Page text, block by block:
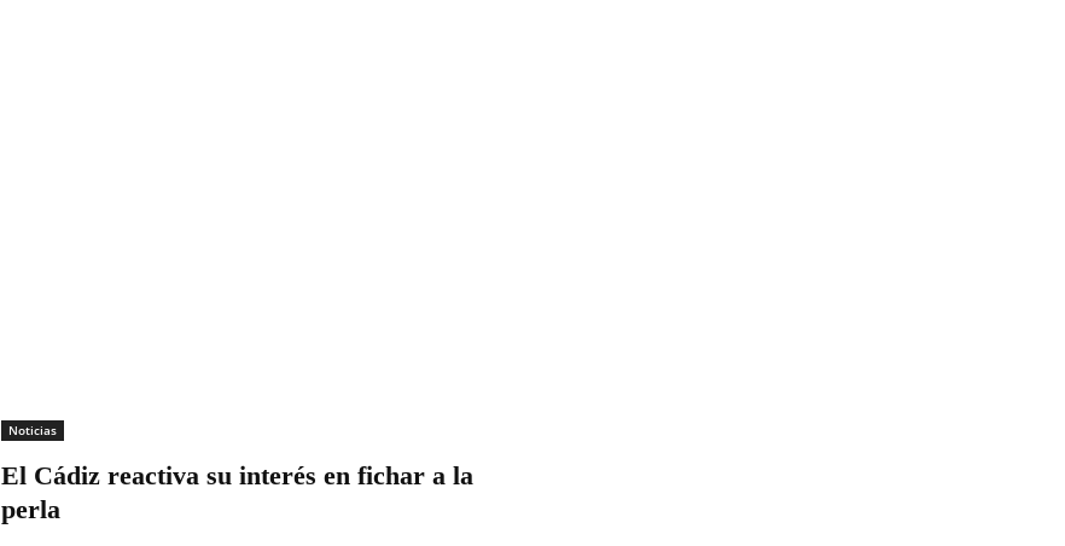
Noticias
El Cádiz reactiva su interés en fichar a la
perla